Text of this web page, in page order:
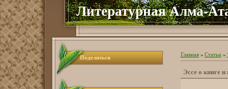
Литературная Алма-
Поделиться Главная» Статьи»
Эссе о книге